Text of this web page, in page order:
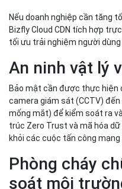
Bizfly Cloud CDN tích hợp
tối ưu trải nghiệm người dùng
An ninh vật lý
Bảo mật cần được thực hiện
camera giám sát (CCTV)
mống mắt) để kiểm soát ra
trúc Zero Trust và mã hóa
khỏi các cuộc tấn công mạng
Phòng cháy
soát môi